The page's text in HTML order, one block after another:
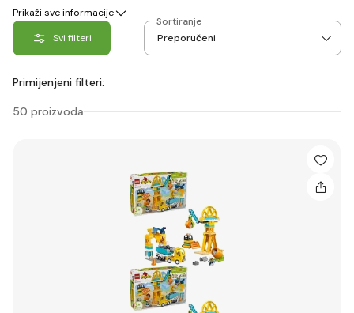
njihovu kreativnost i rješavanje problema.
Prikaži sve informacije
Svi filteri
Sortiranje
Primijenjeni filteri:
50 proizvoda